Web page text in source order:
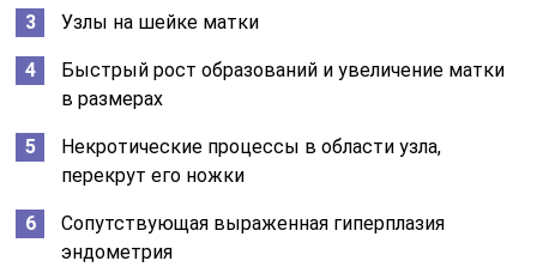
Узлы на шейке матки
Быстрый рост образований и увеличение матки
в размерах
Некротические процессы в области узла,
перекрут его ножки
Сопутствующая выраженная гиперплазия
эндометрия